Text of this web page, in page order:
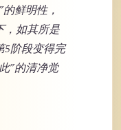
鲜明性，
，如其所是
5阶段变得完
”的清净觉